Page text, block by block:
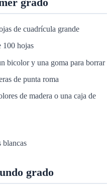
de cuadrícula grande
100 hojas
bicolor y una goma para borrar
de punta roma
de madera o una caja de
blancas
grado